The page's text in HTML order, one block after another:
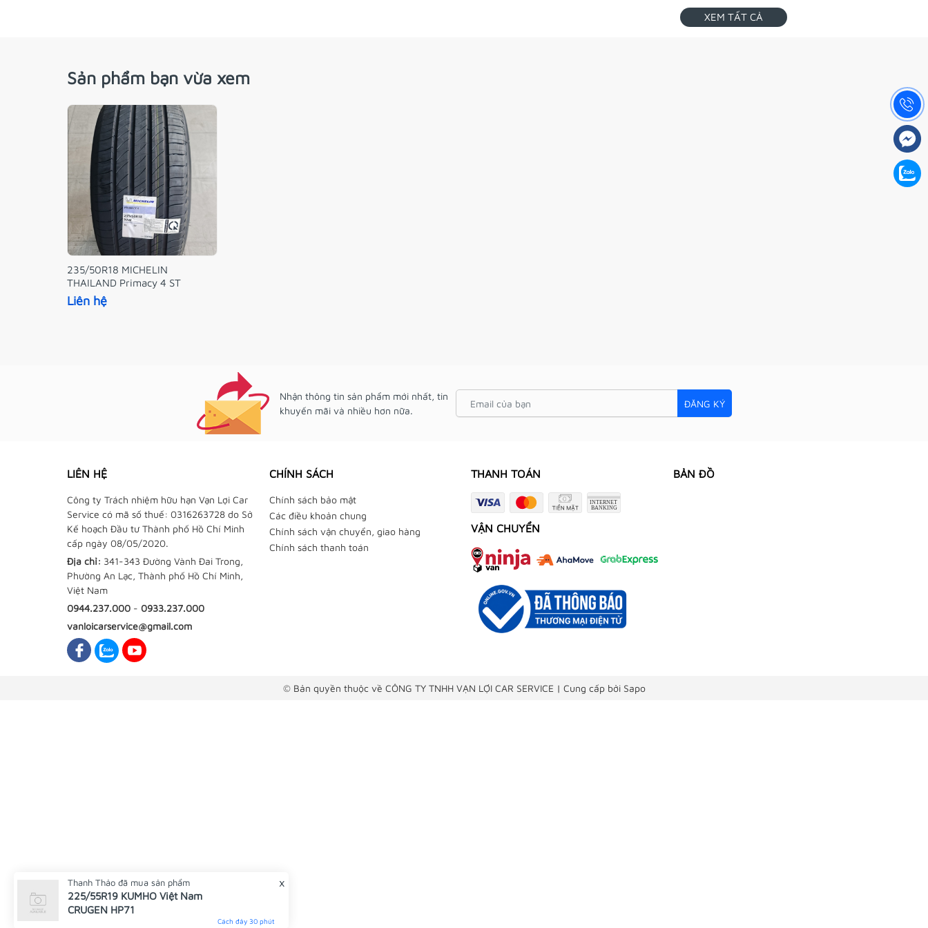
XEM TẤT CẢ
Sản phẩm bạn vừa xem
235/50R18 MICHELIN
THAILAND Primacy 4 ST
Liên hệ
Nhận thông tin sản phẩm mới nhất, tin
khuyến mãi và nhiều hơn nữa.
ĐĂNG KÝ
LIÊN HỆ
Công ty Trách nhiệm hữu hạn Vạn Lợi Car
Service có mã số thuế: 0316263728 do Sở
Kế hoạch Đầu tư Thành phố Hồ Chí Minh
cấp ngày 08/05/2020.
Địa chỉ: 341-343 Đường Vành Đai Trong,
Phường An Lạc, Thành phố Hồ Chí Minh,
Việt Nam
0944.237.000 - 0933.237.000
vanloicarservice@gmail.com
CHÍNH SÁCH
Chính sách bảo mật
Các điều khoản chung
Chính sách vận chuyển, giao hàng
Chính sách thanh toán
THANH TOÁN
VẬN CHUYỂN
BẢN ĐỒ
© Bản quyền thuộc về CÔNG TY TNHH VẠN LỢI CAR SERVICE | Cung cấp bởi Sapo
x
Thanh Thảo đã mua sản phẩm
225/55R19 KUMHO Việt Nam
CRUGEN HP71
Cách đây 30 phút